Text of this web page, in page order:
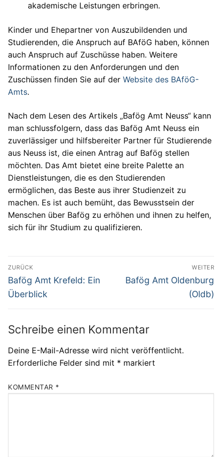
akademische Leistungen erbringen.
Kinder und Ehepartner von Auszubildenden und
Studierenden, die Anspruch auf BAföG haben, können
auch Anspruch auf Zuschüsse haben. Weitere
Informationen zu den Anforderungen und den
Zuschüssen finden Sie auf der Website des BAföG-
Amts.
Nach dem Lesen des Artikels „Bafög Amt Neuss“ kann
man schlussfolgern, dass das Bafög Amt Neuss ein
zuverlässiger und hilfsbereiter Partner für Studierende
aus Neuss ist, die einen Antrag auf Bafög stellen
möchten. Das Amt bietet eine breite Palette an
Dienstleistungen, die es den Studierenden
ermöglichen, das Beste aus ihrer Studienzeit zu
machen. Es ist auch bemüht, das Bewusstsein der
Menschen über Bafög zu erhöhen und ihnen zu helfen,
sich für ihr Studium zu qualifizieren.
Beitragsnavigation
ZURÜCK
Vorheriger
Beitrag:
Bafög Amt Krefeld: Ein
Überblick
WEITER
Nächster
Bafög Amt Oldenburg
(Oldb)
Schreibe einen Kommentar
Deine E-Mail-Adresse wird nicht veröffentlicht.
Erforderliche Felder sind mit * markiert
KOMMENTAR *